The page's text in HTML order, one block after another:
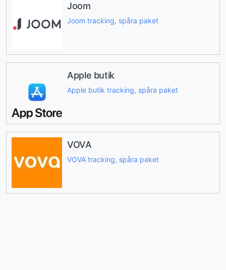
Joom
Joom tracking, spåra paket
Apple butik
Apple butik tracking, spåra paket
VOVA
VOVA tracking, spåra paket